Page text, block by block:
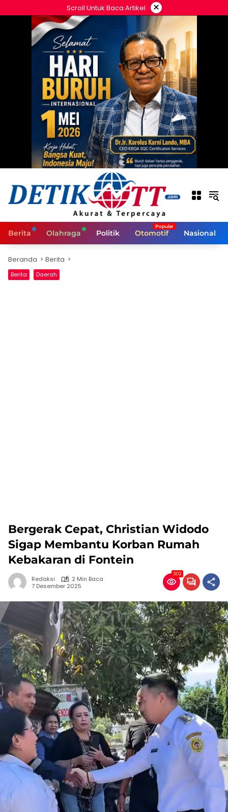
ke
Scroll Untuk Baca Artikel ×
Berita Olahraga Politik Otomotif Nasional
Beranda Berita
Berita Daerah
Bergerak Cepat, Christian Widodo
Sigap Membantu Korban Rumah
Kebakaran di Fontein
Redaksi
2 Min Baca
7 Desember 2025
302